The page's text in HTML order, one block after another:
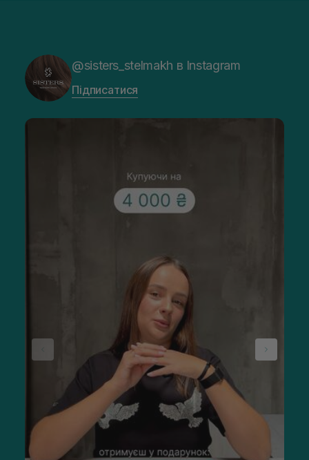
@sisters_stelmakh в Instagram
Підписатися